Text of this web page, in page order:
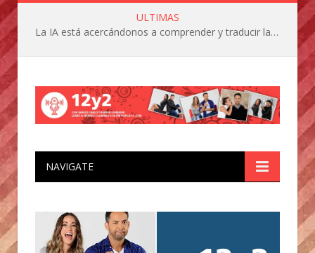
ULTIMAS
La IA está acercándonos a comprender y traducir las vocalizaciones y comportamientos de nuestras mascotas
NAVIGATE